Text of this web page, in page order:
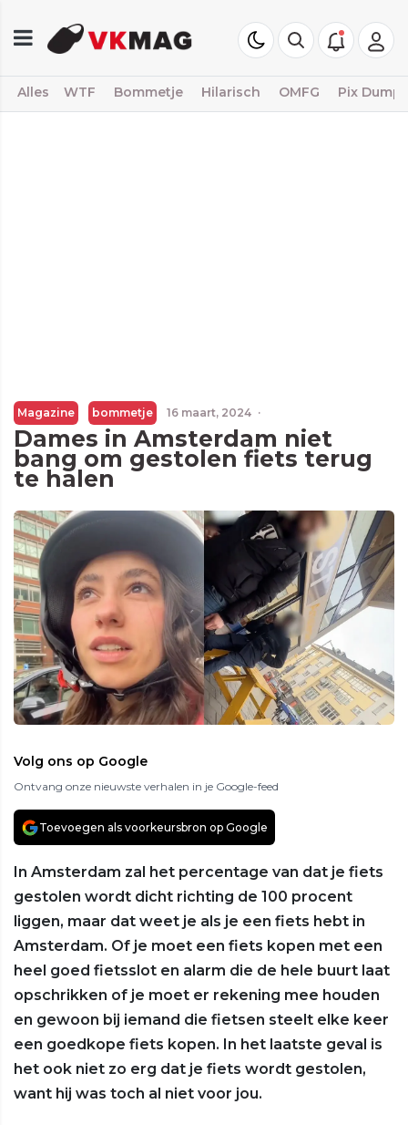
Alles WTF Bommetje Hilarisch OMFG Pix Dump
Magazine bommetje 16 maart, 2024 ·
Dames in Amsterdam niet
bang om gestolen fiets terug
te halen
Volg ons op Google
Ontvang onze nieuwste verhalen in je Google-feed
Toevoegen als voorkeursbron op Google
In Amsterdam zal het percentage van dat je fiets
gestolen wordt dicht richting de 100 procent
liggen, maar dat weet je als je een fiets hebt in
Amsterdam. Of je moet een fiets kopen met een
heel goed fietsslot en alarm die de hele buurt laat
opschrikken of je moet er rekening mee houden
en gewoon bij iemand die fietsen steelt elke keer
een goedkope fiets kopen. In het laatste geval is
het ook niet zo erg dat je fiets wordt gestolen,
want hij was toch al niet voor jou.